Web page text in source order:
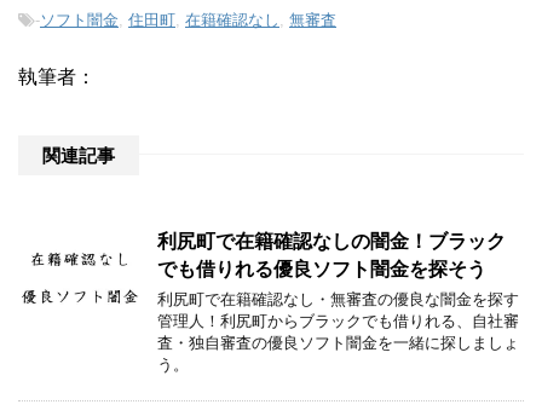
-ソフト闇金, 住田町, 在籍確認なし , 無審査
執筆者：
関連記事
利尻町で在籍確認なしの闇金！ブラック
でも借りれる優良ソフト闇金を探そう
利尻町で在籍確認なし・無審査の優良な闇金を探す
管理人！利尻町からブラックでも借りれる、自社審
査・独自審査の優良ソフト闇金を一緒に探しましょ
う。